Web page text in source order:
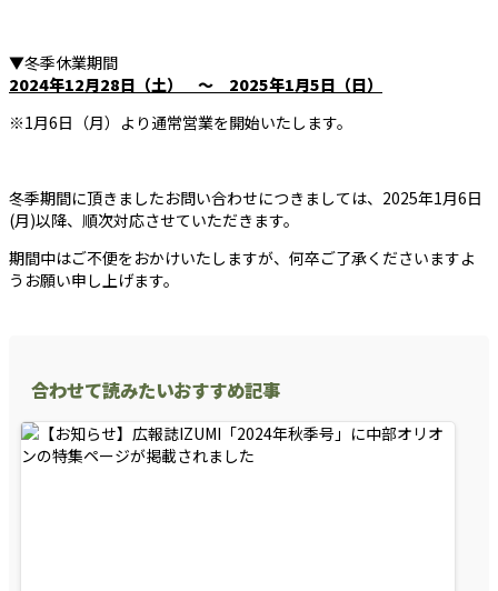
▼冬季休業期間
2024年12月28日（土） ～ 2025年1月5日（日）
※1月6日（月）より通常営業を開始いたします。
冬季期間に頂きましたお問い合わせにつきましては、2025年1月6日
(月)以降、順次対応させていただきます。
期間中はご不便をおかけいたしますが、何卒ご了承くださいますよ
うお願い申し上げます。
合わせて読みたいおすすめ記事